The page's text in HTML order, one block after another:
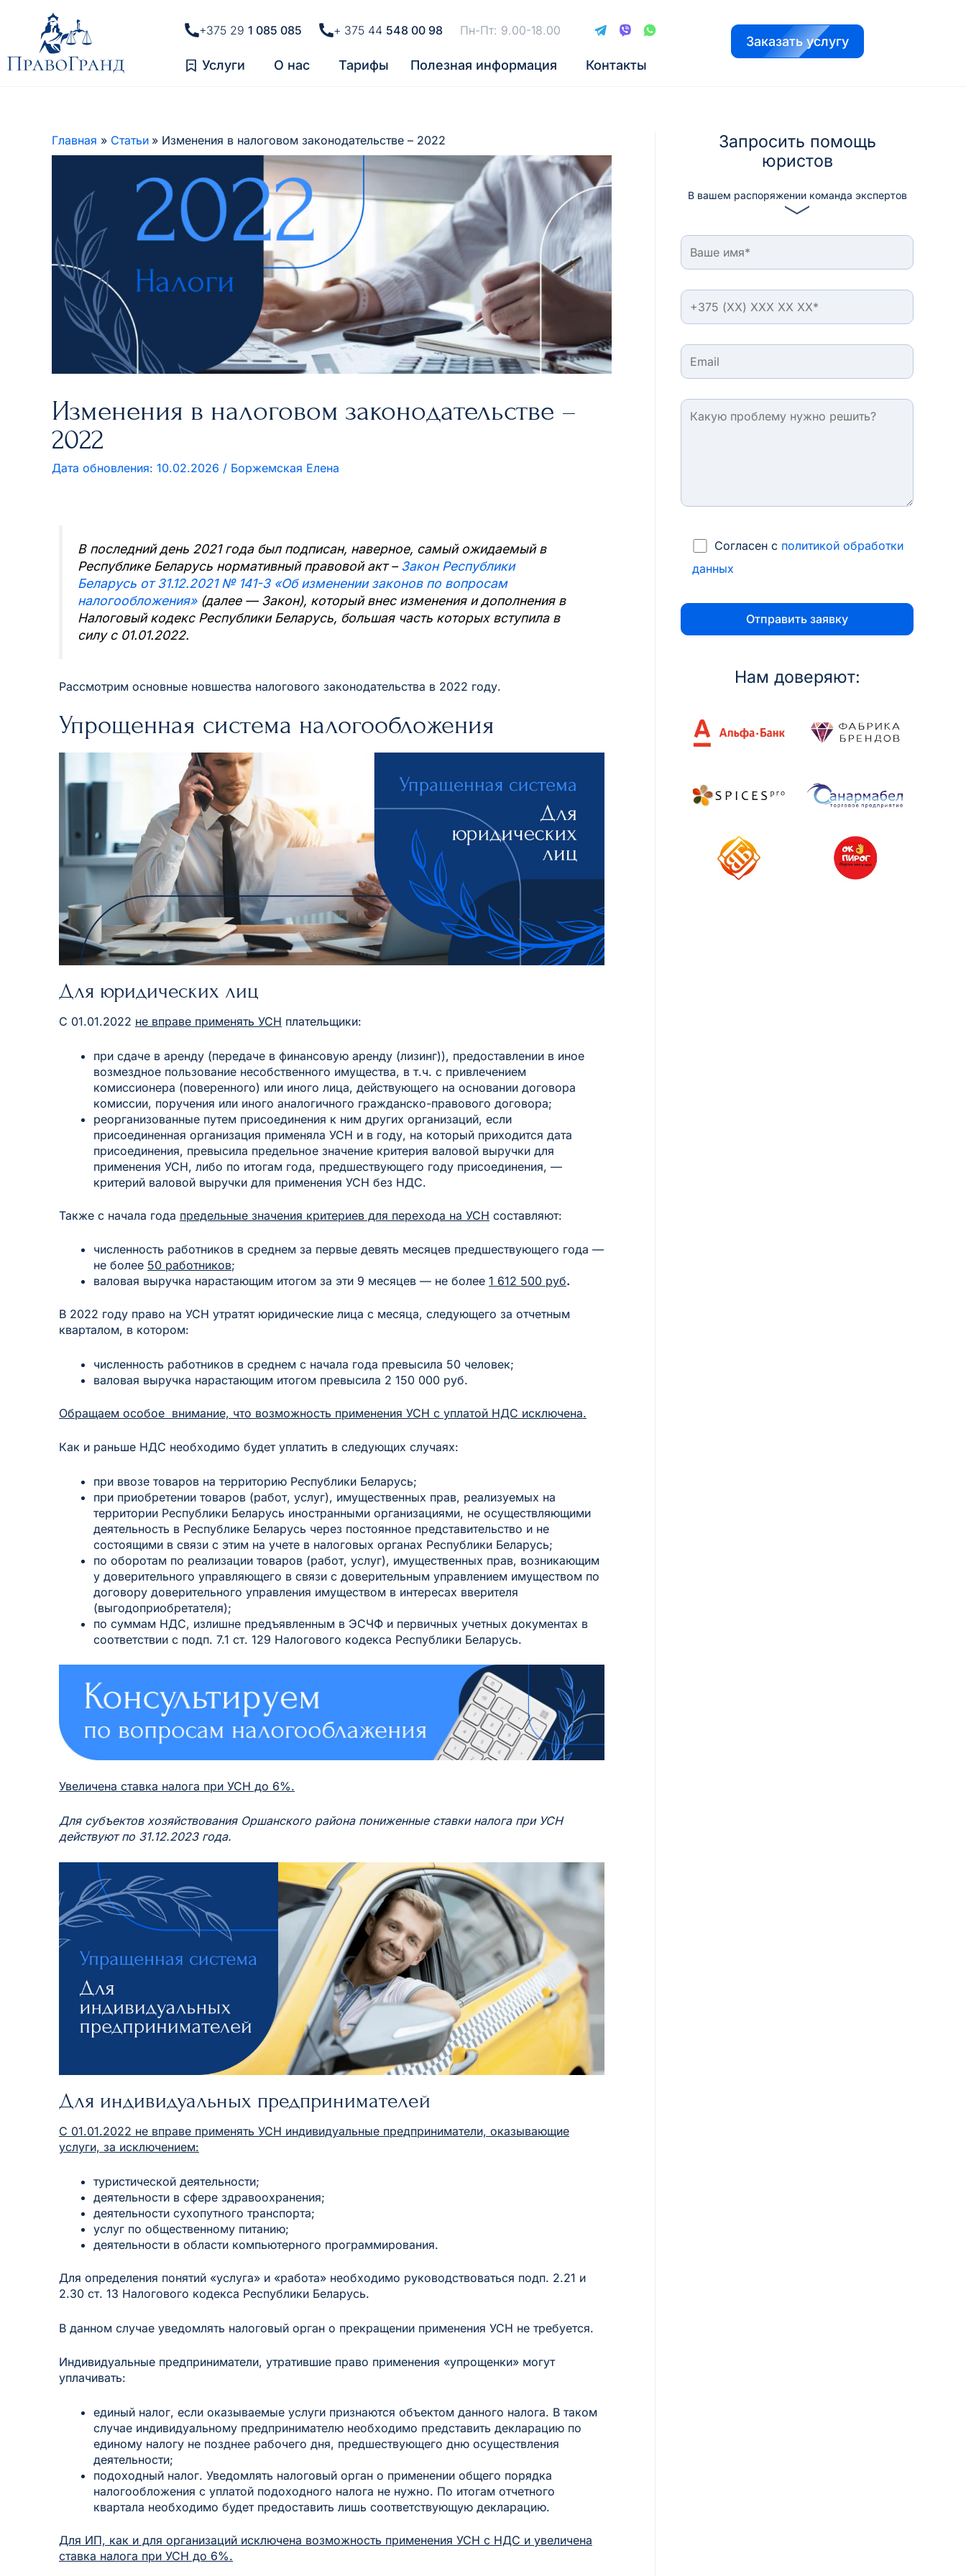
+375 291 085 085 + 375 44 548 00 98 Пн-Пт: 9.00-18.00
Услуги О нас Тарифы Полезная информация Контакты
Заказать услугу
Главная Статьи Изменения в налоговом законодательстве – 2022
Изменения в налоговом законодательстве –
2022
10.02.2026 / Боржемская Елена
В последний день 2021 года был подписан, наверное, самый ожидаемый в
Республике Беларусь нормативный правовой акт –Закон Республики
Беларусь от 31.12.2021 № 141-З «Об изменении законов по вопросам
налогообложения»(далее — Закон), который внес изменения и дополнения в
Налоговый кодекс Республики Беларусь, большая часть которых вступила в
силу с 01.01.2022.
Рассмотрим основные новшества налогового законодательства в 2022 году.
Упрощенная система налогообложения
Для юридических лиц
С 01.01.2022 не вправе применять УСН плательщики:
при сдаче в аренду (передаче в финансовую аренду (лизинг)), предоставлении в иное
возмездное пользование несобственного имущества, в т.ч. с привлечением
комиссионера (поверенного) или иного лица, действующего на основании договора
комиссии, поручения или иного аналогичного гражданско-правового договора;
реорганизованные путем присоединения к ним других организаций, если
присоединенная организация применяла УСН и в году, на который приходится дата
присоединения, превысила предельное значение критерия валовой выручки для
применения УСН, либо по итогам года, предшествующего году присоединения, —
критерий валовой выручки для применения УСН без НДС.
Также с начала года предельные значения критериев для перехода на УСН составляют:
численность работников в среднем за первые девять месяцев предшествующего года —
не более 50 работников;
валовая выручка нарастающим итогом за эти 9 месяцев — не более 1 612 500 руб.
В 2022 году право на УСН утратят юридические лица с месяца, следующего за отчетным
кварталом, в котором:
численность работников в среднем с начала года превысила 50 человек;
валовая выручка нарастающим итогом превысила 2 150 000 руб.
Обращаем особое внимание, что возможность применения УСН с уплатой НДС исключена.
Как и раньше НДС необходимо будет уплатить в следующих случаях:
при ввозе товаров на территорию Республики Беларусь;
при приобретении товаров (работ, услуг), имущественных прав, реализуемых на
территории Республики Беларусь иностранными организациями, не осуществляющими
деятельность в Республике Беларусь через постоянное представительство и не
состоящими в связи с этим на учете в налоговых органах Республики Беларусь;
по оборотам по реализации товаров (работ, услуг), имущественных прав, возникающим
у доверительного управляющего в связи с доверительным управлением имуществом по
договору доверительного управления имуществом в интересах вверителя
(выгодоприобретателя);
по суммам НДС, излишне предъявленным в ЭСЧФ и первичных учетных документах в
соответствии с подп. 7.1 ст. 129 Налогового кодекса Республики Беларусь.
Увеличена ставка налога при УСН до 6%.
Для субъектов хозяйствования Оршанского района пониженные ставки налога при УСН
действуют по 31.12.2023 года.
Для индивидуальных предпринимателей
С 01.01.2022 не вправе применять УСН индивидуальные предприниматели, оказывающие
услуги, за исключением:
туристической деятельности;
деятельности в сфере здравоохранения;
деятельности сухопутного транспорта;
услуг по общественному питанию;
деятельности в области компьютерного программирования.
Для определения понятий «услуга» и «работа» необходимо руководствоваться подп. 2.21 и
2.30 ст. 13 Налогового кодекса Республики Беларусь.
В данном случае уведомлять налоговый орган о прекращении применения УСН не требуется.
Индивидуальные предприниматели, утратившие право применения «упрощенки» могут
уплачивать:
единый налог, если оказываемые услуги признаются объектом данного налога. В таком
случае индивидуальному предпринимателю необходимо представить декларацию по
единому налогу не позднее рабочего дня, предшествующего дню осуществления
деятельности;
подоходный налог. Уведомлять налоговый орган о применении общего порядка
налогообложения с уплатой подоходного налога не нужно. По итогам отчетного
квартала необходимо будет предоставить лишь соответствующую декларацию.
Для ИП, как и для организаций исключена возможность применения УСН с НДС и увеличена
ставка налога при УСН до 6%.
Запросить помощь
юристов
В вашем распоряжении команда экспертов
Согласен с политикой обработки
данных
Нам доверяют: